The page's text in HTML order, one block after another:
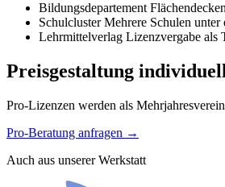
Bildungsdepartement
Schulcluster Mehrere Schulen
Lehrmittelverlag Lizenzvergabe als
Preisgestaltung
Pro-Lizenzen werden als
Pro-Beratung anfragen →
Auch aus unserer Werkstatt